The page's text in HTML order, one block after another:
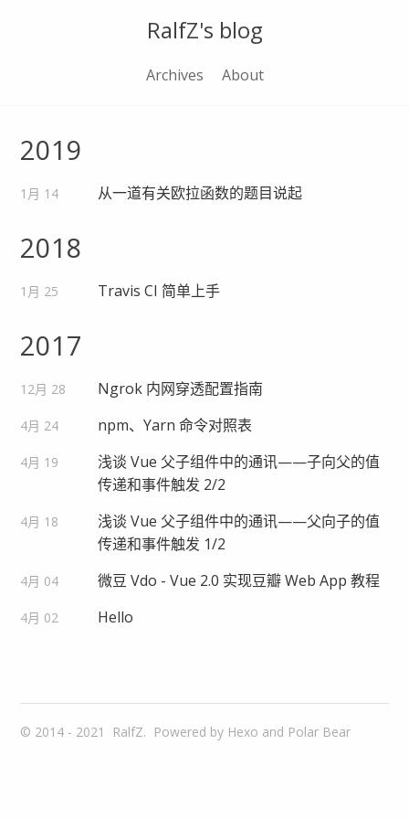
RalfZ's blog
Archives About
2019
1月 14 从一道有关欧拉函数的题目说起
2018
1月 25 Travis CI 简单上手
2017
12月 28 Ngrok 内网穿透配置指南
4月 24 npm、Yarn 命令对照表
4月 19
浅谈 Vue 父子组件中的通讯——子向父的值
传递和事件触发 2/2
4月 18
浅谈 Vue 父子组件中的通讯——父向子的值
传递和事件触发 1/2
4月 04 微豆 Vdo - Vue 2.0 实现豆瓣 Web App 教程
4月 02 Hello
© 2014 - 2021 RalfZ. Powered by Hexo and Polar Bear